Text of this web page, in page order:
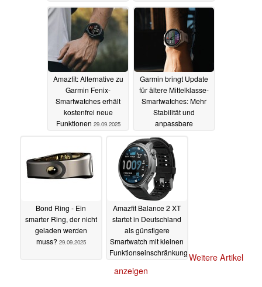
29.09.2025
Amazfit: Alternative zu
Garmin Fenix-
Smartwatches erhält
kostenfrei neue
Funktionen 29.09.2025
Garmin bringt Update
für ältere Mittelklasse-
Smartwatches: Mehr
Stabilität und
anpassbare
29.09.2025
Bond Ring - Ein
smarter Ring, der nicht
geladen werden
muss? 29.09.2025
Amazfit Balance 2 XT
startet in Deutschland
als günstigere
Smartwatch mit kleinen
FunktionseinschränkungenWeitere Artikel
anzeigen